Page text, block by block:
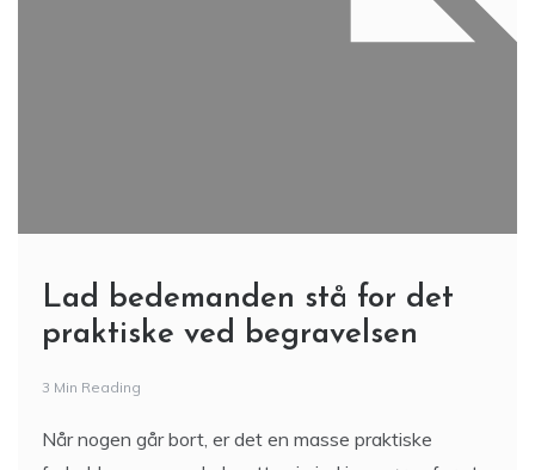
Lad bedemanden stå for det
praktiske ved begravelsen
3 Min Reading
Når nogen går bort, er det en masse praktiske